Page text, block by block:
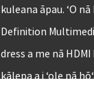
kuleana āpau. ʻO
Definition
dress a me nā
kālepa a i ʻole nā